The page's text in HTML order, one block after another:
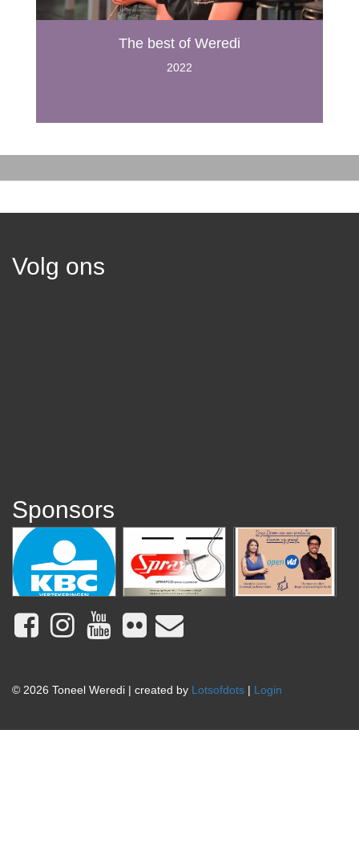
The best of Weredi
2022
Volg ons
Sponsors
© 2026 Toneel Weredi | created by Lotsofdots | Login